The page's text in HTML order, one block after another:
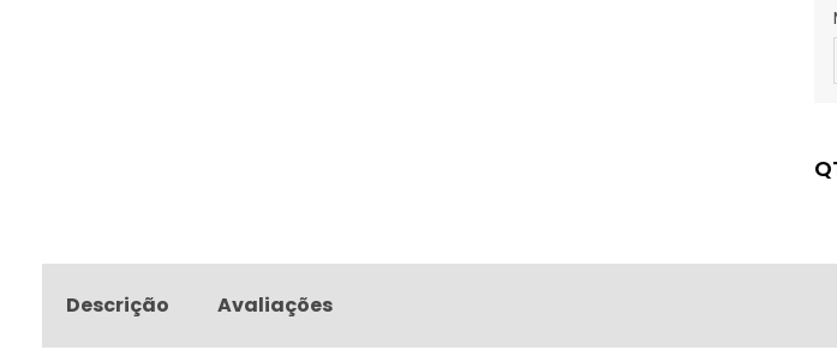
Descrição Avaliações